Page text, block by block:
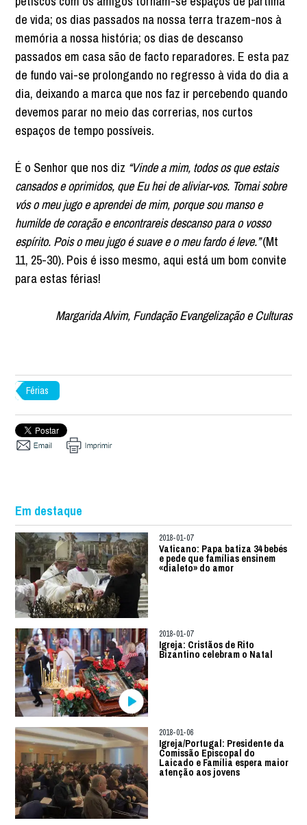
de vida; os dias passados na nossa terra trazem-nos à
memória a nossa história; os dias de descanso
passados em casa são de facto reparadores. E esta paz
de fundo vai-se prolongando no regresso à vida do dia a
dia, deixando a marca que nos faz ir percebendo quando
devemos parar no meio das correrias, nos curtos
espaços de tempo possíveis.
É o Senhor que nos diz “Vinde a mim, todos os que estais
cansados e oprimidos, que Eu hei de aliviar-vos. Tomai sobre
vós o meu jugo e aprendei de mim, porque sou manso e
humilde de coração e encontrareis descanso para o vosso
espírito. Pois o meu jugo é suave e o meu fardo é leve.”(Mt
11, 25-30). Pois é isso mesmo, aqui está um bom convite
para estas férias!
Margarida Alvim, Fundação Evangelização e Culturas
Férias
Em destaque
2018-01-07
Vaticano: Papa batiza 34 bebés
e pede que famílias ensinem
«dialeto» do amor
2018-01-07
Igreja: Cristãos de Rito
Bizantino celebram o Natal
2018-01-06
Igreja/Portugal: Presidente da
Comissão Episcopal do
Laicado e Família espera maior
atenção aos jovens